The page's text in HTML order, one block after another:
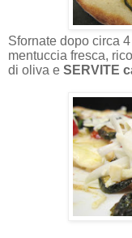
Sfornate dopo circa
mentuccia fresca,
di oliva e SERVITE